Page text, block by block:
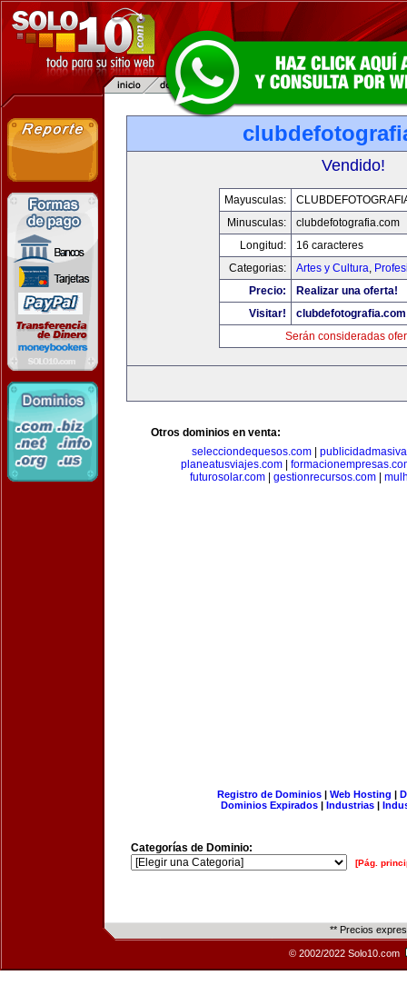
Vendido!
Mayusculas:
Minusculas:
clubdefotografia.com
Longitud:
16 caracteres
Categorias:
Artes y Cultura,
Precio:
Realizar una oferta!
Visitar!
clubdefotografia.com
Serán consideradas
Otros dominios en venta:
selecciondequesos.com
planeatusviajes.com
futurosolar.com| gestionrecursos.com|
Registro de Dominios| Web Hosting |
Dominios Expirados | Industrias |
Categorías de Dominio:
[Pág.
** Precios
© 2002/2022 Solo10.com